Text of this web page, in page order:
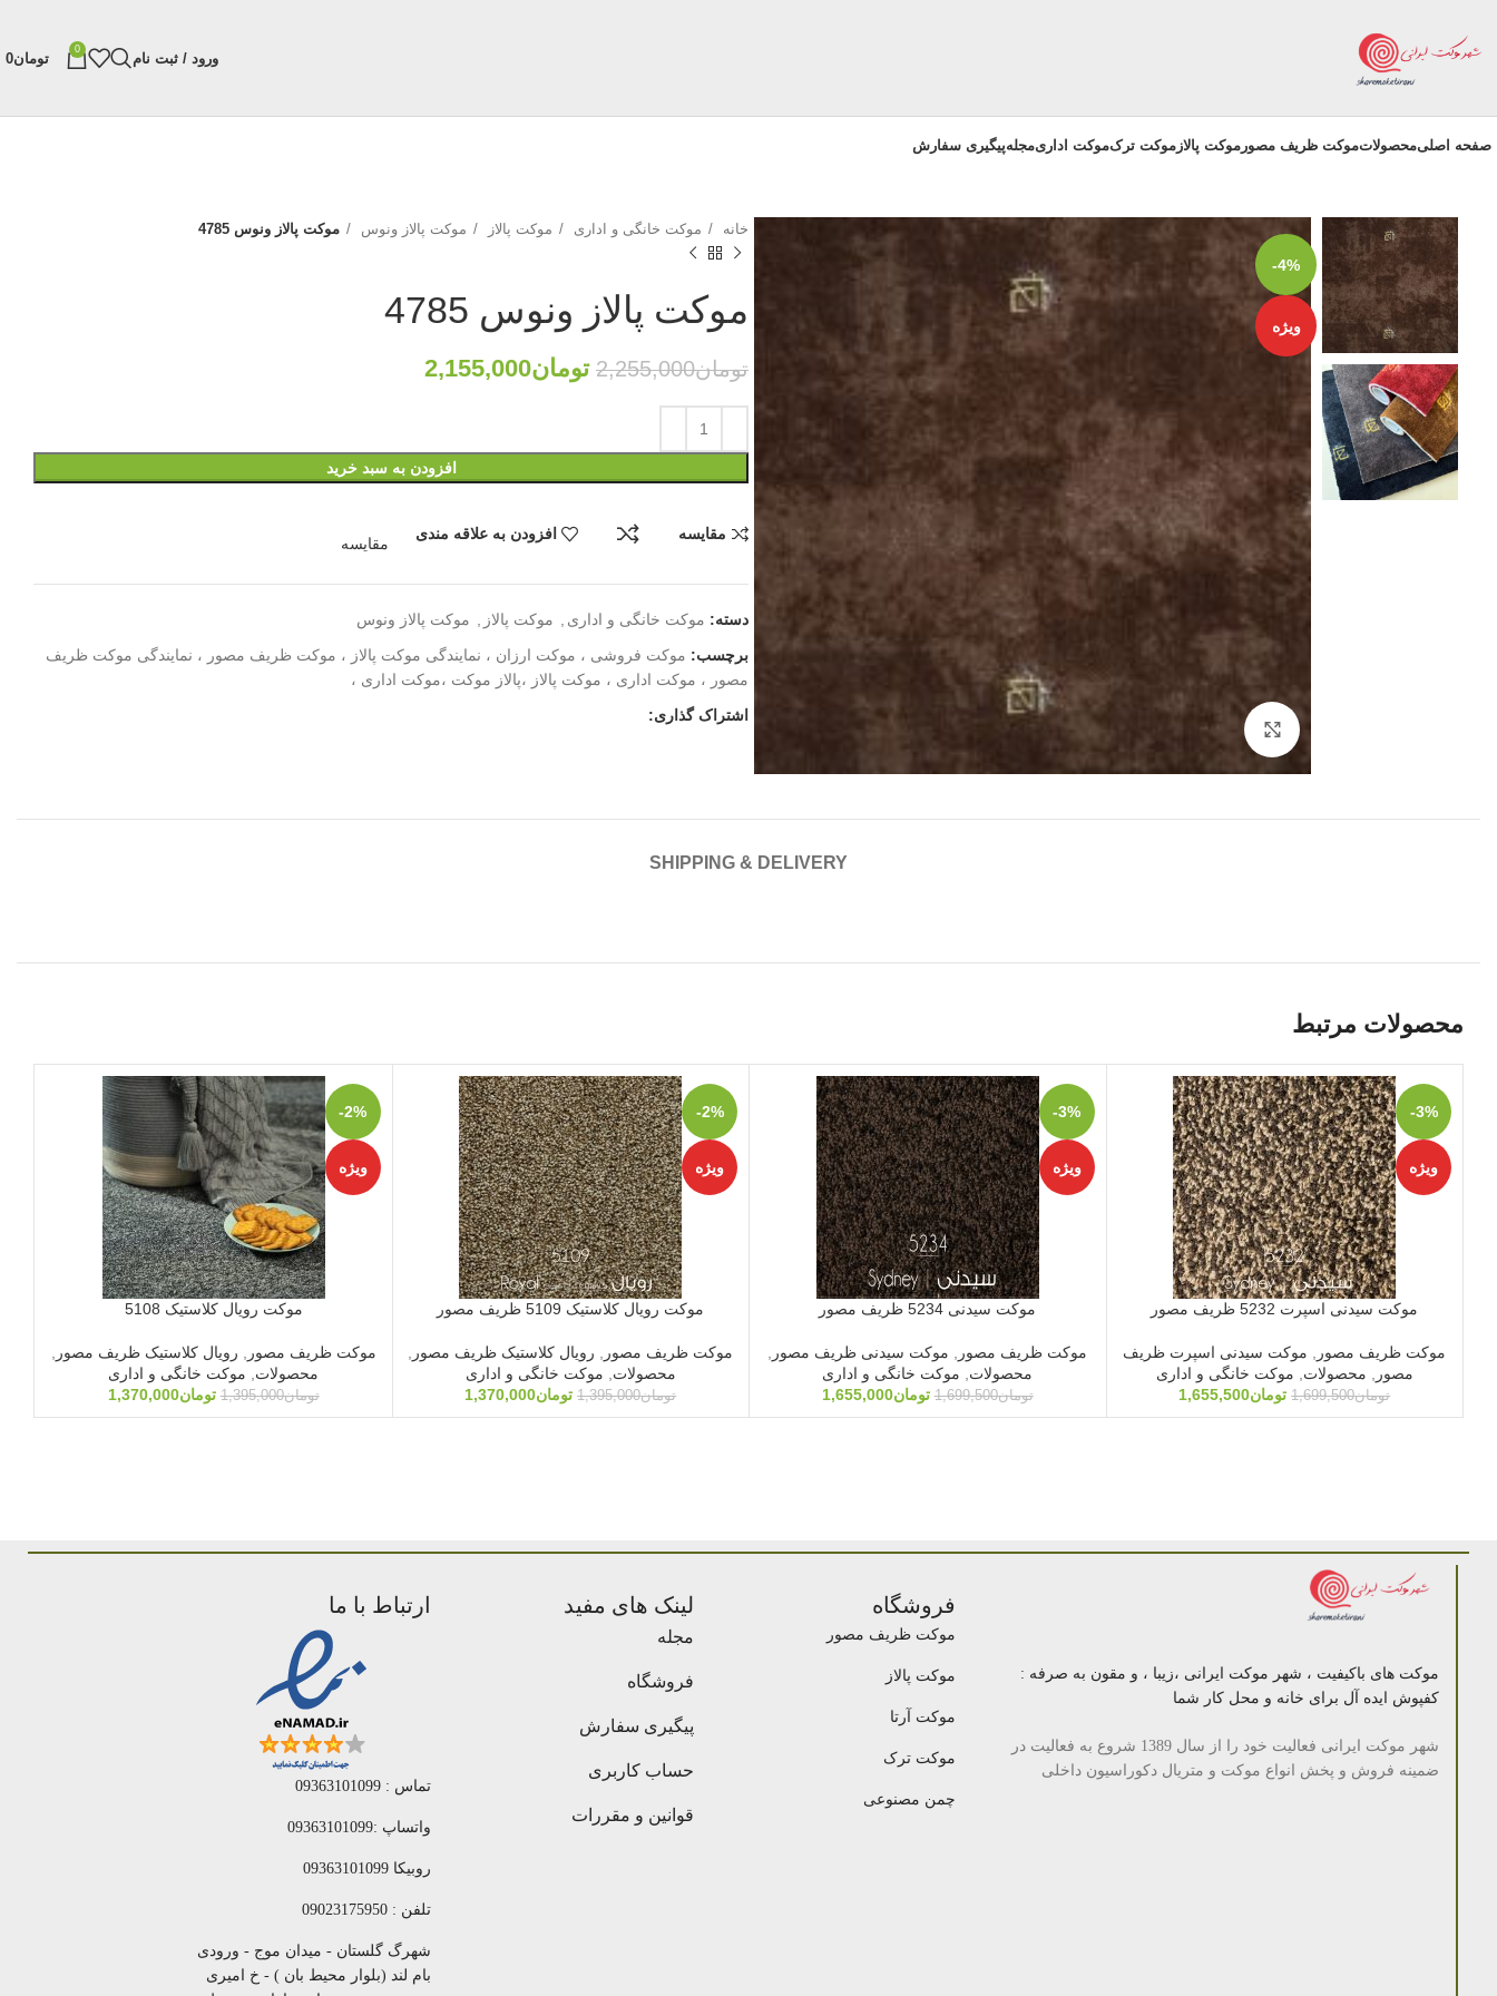
ورود / ثبت نام
0
تومان0
صفحه اصلیمحصولاتموکت ظریف مصور موکت پالاز موکت ترکموکت اداریمجلهپیگیری سفارش
-4%
ویژه
بزرگنمایی تصویر
خانه موکت خانگی و اداری موکت پالاز موکت پالاز ونوس موکت پالاز ونوس 4785
موکت پالاز ونوس 4785
تومان2,255,000 تومان2,155,000
افزودن به سبد خرید
مقایسه افزودن به علاقه مندی
مقایسه
دسته: موکت خانگی و اداری موکت پالاز
موکت پالاز ونوس
برچسب: موکت فروشی ، موکت ارزان ، نمایندگی موکت پالاز ، موکت ظریف مصور ، نمایندگی موکت ظریف
مصور ، موکت اداری ، موکت پالاز ،پالاز موکت ،موکت اداری ،
اشتراک گذاری:
SHIPPING & DELIVERY
محصولات مرتبط
-3%
ویژه
موکت سیدنی اسپرت 5232 ظریف مصور
موکت ظریف مصور
موکت سیدنی اسپرت ظریف
مصور
محصولات موکت خانگی و اداری
تومان1,699,500 تومان1,655,500
-3%
ویژه
موکت سیدنی 5234 ظریف مصور
موکت ظریف مصور موکت سیدنی ظریف مصور
محصولات
موکت خانگی و اداری
تومان1,699,500 تومان1,655,000
-2%
ویژه
موکت رویال کلاستیک 5109 ظریف مصور
موکت ظریف مصور رویال کلاستیک ظریف مصور
محصولات
موکت خانگی و اداری
تومان1,395,000 تومان1,370,000
-2%
ویژه
موکت رویال کلاستیک 5108
موکت ظریف مصور رویال کلاستیک ظریف مصور
محصولات
موکت خانگی و اداری
تومان1,395,000 تومان1,370,000
موکت های باکیفیت ، شهر موکت ایرانی ،زیبا ، و مقون به صرفه :
کفپوش ایده آل برای خانه و محل کار شما
شهر موکت ایرانی فعالیت خود را از سال 1389 شروع به فعالیت در
ضمینه فروش و پخش انواع موکت و متریال دکوراسیون داخلی
فروشگاه
موکت ظریف مصور
موکت پالاز
موکت آرتا
موکت ترک
چمن مصنوعی
لینک های مفید
مجله
فروشگاه
پیگیری سفارش
حساب کاربری
قوانین و مقررات
ارتباط با ما
تماس : 09363101099
واتساپ :09363101099
روبیکا 09363101099
تلفن : 09023175950
شهرگ گلستان - میدان موج - ورودی
بام لند (بلوار محیط بان ) - خ امیری